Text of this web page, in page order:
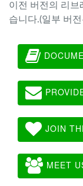
이전 버전의 리브
습니다.(일부 버
JOIN
MEET